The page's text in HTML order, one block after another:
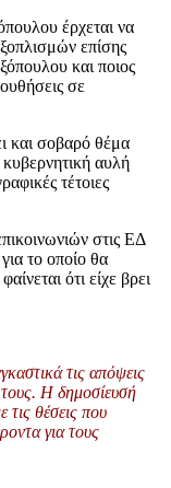
έρχεται να
επίσης
και ποιος
σε
και σοβαρό θέμα
αυλή
τέτοιες
στις ΕΔ
το οποίο θα
ότι είχε βρει
τις απόψεις
Η δημοσίευσή
τις θέσεις που
για τους